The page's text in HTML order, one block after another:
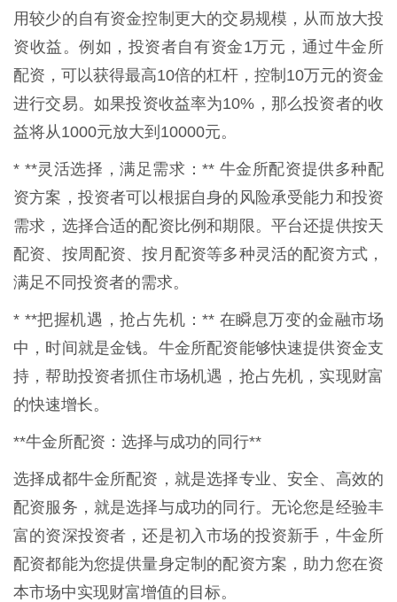
用较少的自有资金控制更大的交易规模，从而放大投
资收益。例如，投资者自有资金1万元，通过牛金所
配资，可以获得最高10倍的杠杆，控制10万元的资金
进行交易。如果投资收益率为10%，那么投资者的收
益将从1000元放大到10000元。
* **灵活选择，满足需求：** 牛金所配资提供多种配
资方案，投资者可以根据自身的风险承受能力和投资
需求，选择合适的配资比例和期限。平台还提供按天
配资、按周配资、按月配资等多种灵活的配资方式，
满足不同投资者的需求。
* **把握机遇，抢占先机：** 在瞬息万变的金融市场
中，时间就是金钱。牛金所配资能够快速提供资金支
持，帮助投资者抓住市场机遇，抢占先机，实现财富
的快速增长。
**牛金所配资：选择与成功的同行**
选择成都牛金所配资，就是选择专业、安全、高效的
配资服务，就是选择与成功的同行。无论您是经验丰
富的资深投资者，还是初入市场的投资新手，牛金所
配资都能为您提供量身定制的配资方案，助力您在资
本市场中实现财富增值的目标。